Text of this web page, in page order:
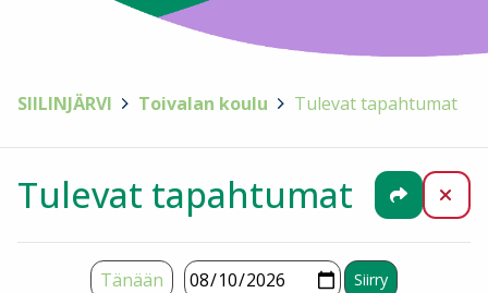
SIILINJÄRVI Toivalan koulu Tulevat tapahtumat
Tulevat tapahtumat Jaa
Tänään